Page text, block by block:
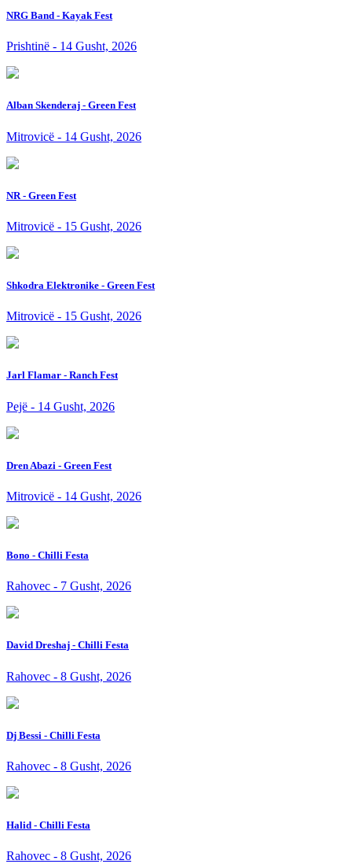
NRG Band - Kayak Fest
Prishtinë - 14 Gusht, 2026
Alban Skenderaj - Green Fest
Mitrovicë - 14 Gusht, 2026
NR - Green Fest
Mitrovicë - 15 Gusht, 2026
Shkodra Elektronike - Green Fest
Mitrovicë - 15 Gusht, 2026
Jarl Flamar - Ranch Fest
Pejë - 14 Gusht, 2026
Dren Abazi - Green Fest
Mitrovicë - 14 Gusht, 2026
Bono - Chilli Festa
Rahovec - 7 Gusht, 2026
David Dreshaj - Chilli Festa
Rahovec - 8 Gusht, 2026
Dj Bessi - Chilli Festa
Rahovec - 8 Gusht, 2026
Halid - Chilli Festa
Rahovec - 8 Gusht, 2026